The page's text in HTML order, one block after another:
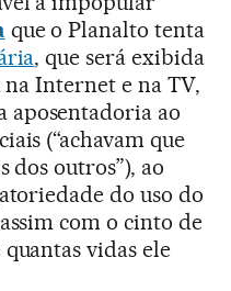
que o Planalto tenta
, que será exibida
Internet e na TV,
aposentadoria ao
(“achavam que
dos outros”), ao
do uso do
com o cinto de
vidas ele